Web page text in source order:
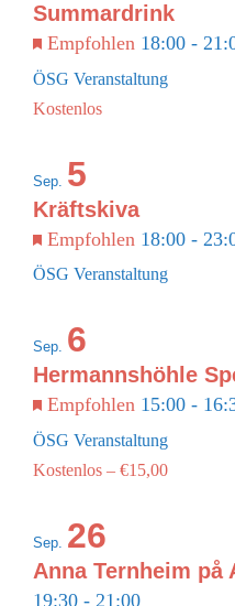
Summardrink
Empfohlen 18:00 -
ÖSG Veranstaltung
Kostenlos
Sep. 5
Kräftskiva
Empfohlen 18:00 -
ÖSG Veranstaltung
Sep. 6
Hermannshöhle
Empfohlen 15:00 -
ÖSG Veranstaltung
Kostenlos – €15,00
Sep. 26
Anna Ternheim på
19:30 - 21:00